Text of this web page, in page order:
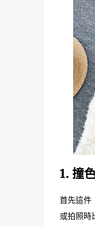
1. 撞
首先這件
或拍照時